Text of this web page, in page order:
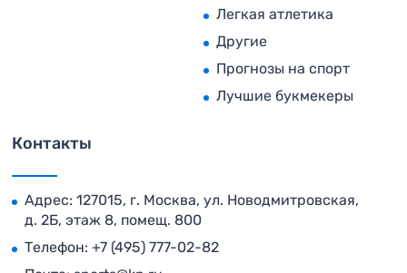
Легкая атлетика
Другие
Прогнозы на спорт
Лучшие букмекеры
Контакты
Адрес: 127015, г. Москва, ул. Новодмитровская,
д. 2Б, этаж 8, помещ. 800
Телефон: +7 (495) 777-02-82